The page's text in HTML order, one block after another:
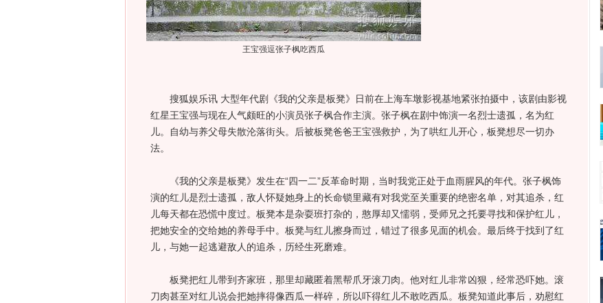
王宝强逗张子枫吃西瓜
搜狐娱乐讯 大型年代剧《我的父亲是板凳》日前在上海车墩影视基地紧张拍摄中，该剧由影视
红星王宝强与现在人气颇旺的小演员张子枫合作主演。张子枫在剧中饰演一名烈士遗孤，名为红
儿。自幼与养父母失散沦落街头。后被板凳爸爸王宝强救护，为了哄红儿开心，板凳想尽一切办
法。
《我的父亲是板凳》发生在“四一二”反革命时期，当时我党正处于血雨腥风的年代。张子枫饰
演的红儿是烈士遗孤，敌人怀疑她身上的长命锁里藏有对我党至关重要的绝密名单，对其追杀，红
儿每天都在恐慌中度过。板凳本是杂耍班打杂的，憨厚却又懦弱，受师兄之托要寻找和保护红儿，
把她安全的交给她的养母手中。板凳与红儿擦身而过，错过了很多见面的机会。最后终于找到了红
儿，与她一起逃避敌人的追杀，历经生死磨难。
板凳把红儿带到齐家班，那里却藏匿着黑帮爪牙滚刀肉。他对红儿非常凶狠，经常恐吓她。滚
刀肉甚至对红儿说会把她摔得像西瓜一样碎，所以吓得红儿不敢吃西瓜。板凳知道此事后，劝慰红